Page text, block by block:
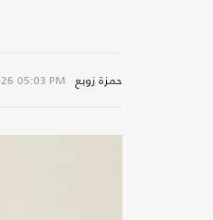
حمزة زوبع 05:03 PM